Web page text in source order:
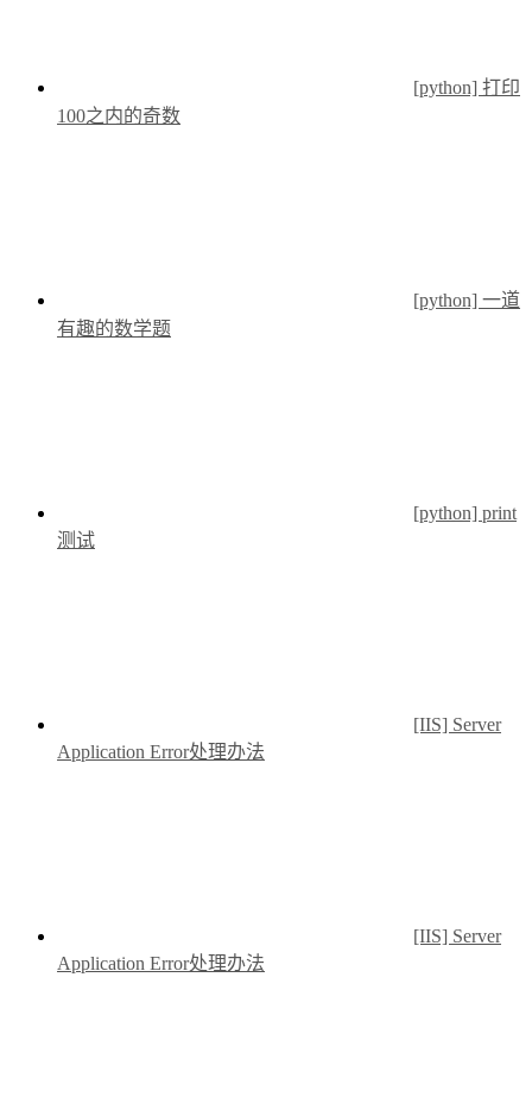
[python] 打印
100之内的奇数
[python] 一道
有趣的数学题
[python] print
测试
[IIS] Server
Application Error处理办法
[IIS] Server
Application Error处理办法